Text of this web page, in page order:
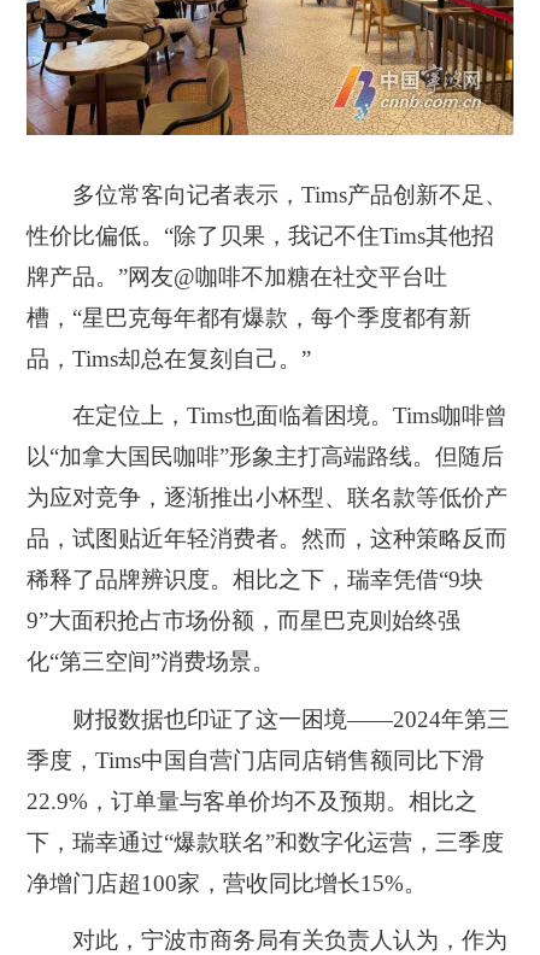
多位常客向记者表示，Tims产品创新不足、
性价比偏低。“除了贝果，我记不住Tims其他招
牌产品。”网友@咖啡不加糖在社交平台吐
槽，“星巴克每年都有爆款，每个季度都有新
品，Tims却总在复刻自己。”
在定位上，Tims也面临着困境。Tims咖啡曾
以“加拿大国民咖啡”形象主打高端路线。但随后
为应对竞争，逐渐推出小杯型、联名款等低价产
品，试图贴近年轻消费者。然而，这种策略反而
稀释了品牌辨识度。相比之下，瑞幸凭借“9块
9”大面积抢占市场份额，而星巴克则始终强
化“第三空间”消费场景。
财报数据也印证了这一困境——2024年第三
季度，Tims中国自营门店同店销售额同比下滑
22.9%，订单量与客单价均不及预期。相比之
下，瑞幸通过“爆款联名”和数字化运营，三季度
净增门店超100家，营收同比增长15%。
对此，宁波市商务局有关负责人认为，作为